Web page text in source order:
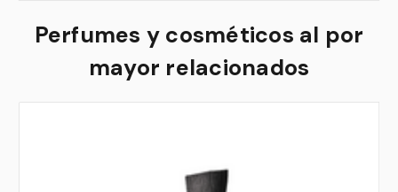
Perfumes y cosméticos al por
mayor relacionados